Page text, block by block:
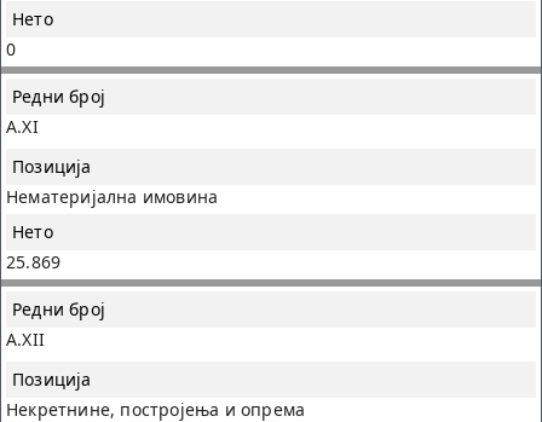
0
A.XI
Нематеријална имовина
25.869
A.XII
Некретнине, постројења и опрема